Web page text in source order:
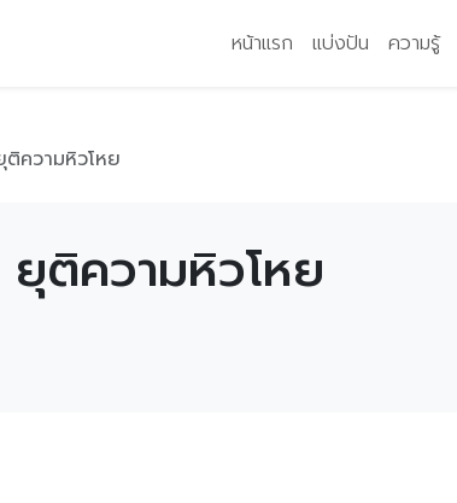
หน้าแรก แบ่งปัน ความรู้
ความหิวโหย
ติความหิวโหย